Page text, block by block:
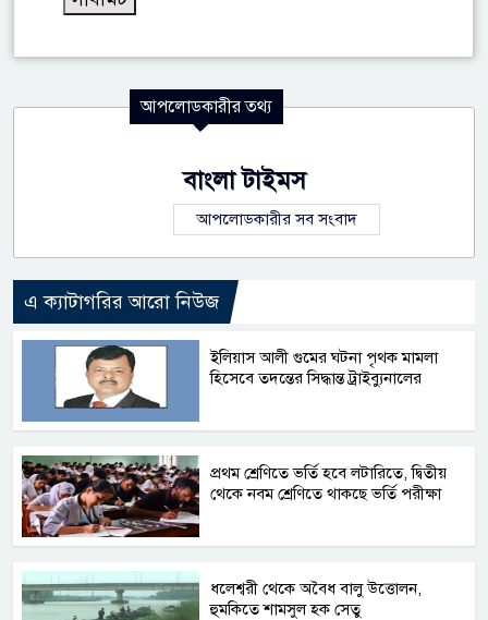
আপলোডকারীর তথ্য
বাংলা টাইমস
আপলোডকারীর সব সংবাদ
এ ক্যাটাগরির আরো নিউজ
ইলিয়াস আলী গুমের ঘটনা পৃথক মামলা
হিসেবে তদন্তের সিদ্ধান্ত ট্রাইব্যুনালের
প্রথম শ্রেণিতে ভর্তি হবে লটারিতে, দ্বিতীয়
থেকে নবম শ্রেণিতে থাকছে ভর্তি পরীক্ষা
ধলেশ্বরী থেকে অবৈধ বালু উত্তোলন,
হুমকিতে শামসুল হক সেতু